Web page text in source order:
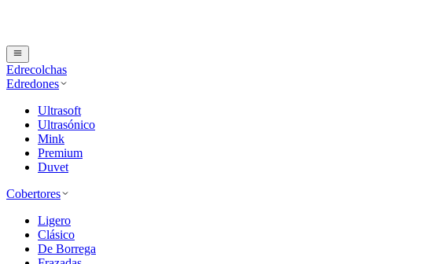
Edrecolchas
Edredones
Ultrasoft
Ultrasónico
Mink
Premium
Duvet
Cobertores
Ligero
Clásico
De Borrega